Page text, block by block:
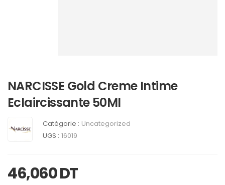
NARCISSE Gold Creme Intime
Eclaircissante 50Ml
Catégorie : Uncategorized
UGS : 16019
46,060DT